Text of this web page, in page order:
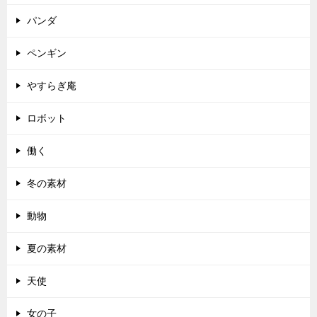
パンダ
ペンギン
やすらぎ庵
ロボット
働く
冬の素材
動物
夏の素材
天使
女の子